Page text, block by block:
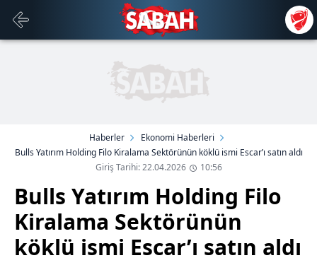
Haberler
Ekonomi Haberleri
Bulls Yatırım Holding Filo Kiralama Sektörünün köklü ismi Escar’ı satın aldı
Giriş Tarihi: 22.04.2026
10:56
Bulls Yatırım Holding Filo
Kiralama Sektörünün
köklü ismi Escar’ı satın aldı